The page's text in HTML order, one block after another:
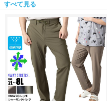
すべて見る